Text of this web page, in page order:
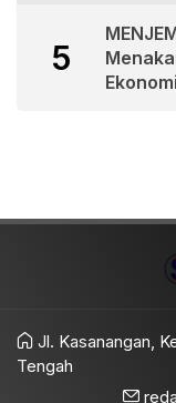
5
Jl. Kasanangan,
Tengah